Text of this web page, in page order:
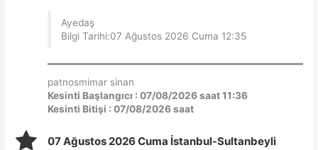
Ayedaş
Bilgi Tarihi:07 Ağustos 2026 Cuma 12:35
patnosmimar sinan
Kesinti Başlangıcı : 07/08/2026 saat 11:36
Kesinti Bitişi : 07/08/2026 saat
07 Ağustos 2026 Cuma İstanbul-Sultanbeyli